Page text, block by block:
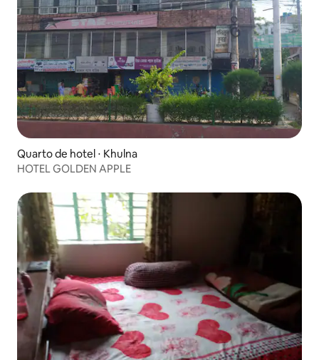
Quarto de hotel ⋅ Khulna
HOTEL GOLDEN APPLE